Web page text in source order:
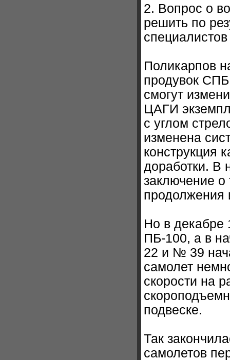
2. Вопрос о
решить по
Поликарпов
продувок
смогут
ЦАГИ
с углом
изменена
конструкция
доработки. В
заключение
продолжения
Но в декабре
ПБ-100, а в
22 и № 39
самолет
скорости на
подвеске.
Так
самолетов